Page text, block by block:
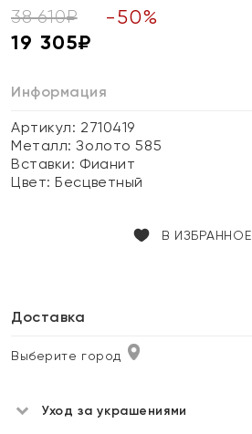
38 610₽ -50%
19 305₽
Информация
Артикул: 2710419
Металл:Золото 585
Вставки: Фианит
Цвет:Бесцветный
В ИЗБРАННОЕ
Доставка
Выберите город
Уход за украшениями